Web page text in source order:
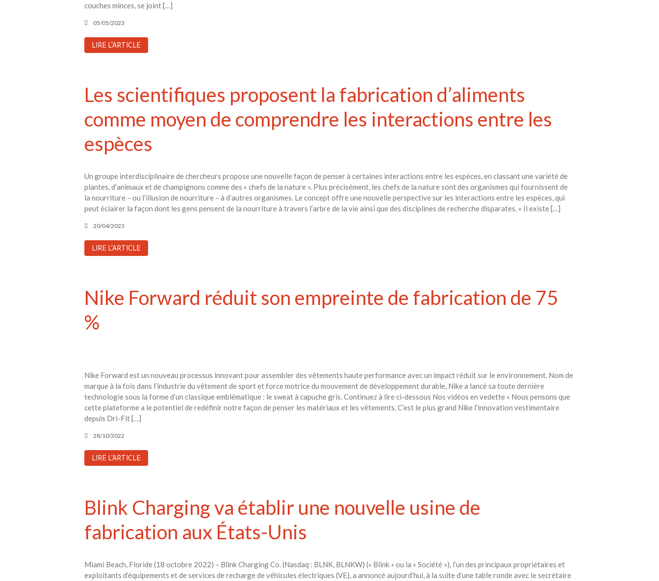
couches minces, se joint […]
05/05/2023
LIRE L'ARTICLE
Les scientifiques proposent la fabrication d’aliments
comme moyen de comprendre les interactions entre les
espèces
Un groupe interdisciplinaire de chercheurs propose une nouvelle façon de penser à certaines interactions entre les espèces, en classant une variété de
plantes, d’animaux et de champignons comme des « chefs de la nature ». Plus précisément, les chefs de la nature sont des organismes qui fournissent de
la nourriture – ou l’illusion de nourriture – à d’autres organismes. Le concept offre une nouvelle perspective sur les interactions entre les espèces, qui
peut éclairer la façon dont les gens pensent de la nourriture à travers l’arbre de la vie ainsi que des disciplines de recherche disparates. « Il existe […]
20/04/2023
LIRE L'ARTICLE
Nike Forward réduit son empreinte de fabrication de 75
%
Nike Forward est un nouveau processus innovant pour assembler des vêtements haute performance avec un impact réduit sur le environnement. Nom de
marque à la fois dans l’industrie du vêtement de sport et force motrice du mouvement de développement durable, Nike a lancé sa toute dernière
technologie sous la forme d’un classique emblématique : le sweat à capuche gris. Continuez à lire ci-dessous Nos vidéos en vedette « Nous pensons que
cette plateforme a le potentiel de redéfinir notre façon de penser les matériaux et les vêtements. C’est le plus grand Nike l’innovation vestimentaire
depuis Dri-Fit […]
28/10/2022
LIRE L'ARTICLE
Blink Charging va établir une nouvelle usine de
fabrication aux États-Unis
Miami Beach, Floride (18 octobre 2022) – Blink Charging Co. (Nasdaq : BLNK, BLNKW) (« Blink » ou la « Société »), l’un des principaux propriétaires et
exploitants d’équipements et de services de recharge de véhicules électriques (VE), a annoncé aujourd’hui, à la suite d’une table ronde avec le secrétaire